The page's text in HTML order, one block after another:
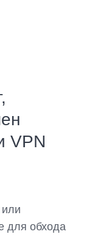
VPN
для обхода